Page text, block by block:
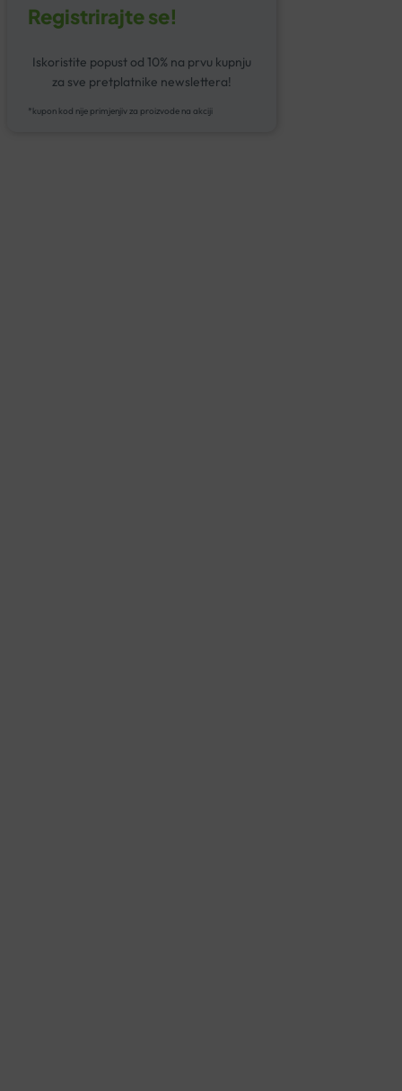
Registrirajte se!
Iskoristite popust od 10% na prvu kupnju
za sve pretplatnike newslettera!
*kupon kod nije primjenjiv za proizvode na akciji